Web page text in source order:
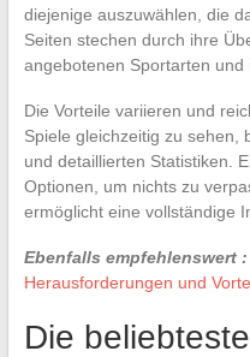
diejenige auszuwählen, die
Seiten stechen durch ihre
angebotenen Sportarten und
Die Vorteile variieren und
Spiele gleichzeitig zu sehen,
und detaillierten Statistiken.
Optionen, um nichts zu
ermöglicht eine vollständige
Ebenfalls empfehlenswert :
Herausforderungen und
Die